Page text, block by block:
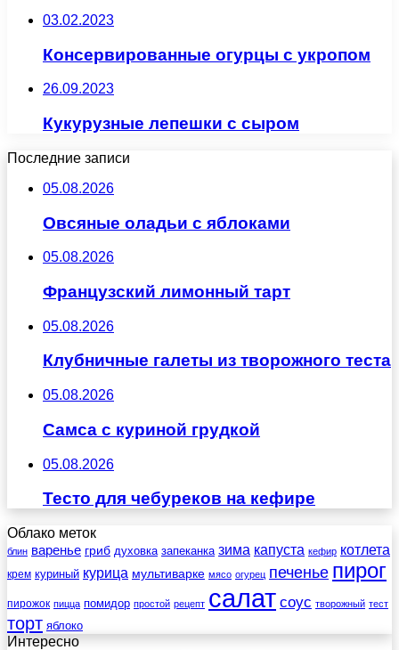
03.02.2023
Консервированные огурцы с укропом
26.09.2023
Кукурузные лепешки с сыром
Последние записи
05.08.2026
Овсяные оладьи с яблоками
05.08.2026
Французский лимонный тарт
05.08.2026
Клубничные галеты из творожного теста
05.08.2026
Самса с куриной грудкой
05.08.2026
Тесто для чебуреков на кефире
Облако меток
блин варенье гриб духовка запеканка зима капуста кефир котлета
крем куриный курица мультиварке мясо огурец печенье пирог
пирожок пицца помидор простой рецепт салат соус творожный тест
торт яблоко
Интересно